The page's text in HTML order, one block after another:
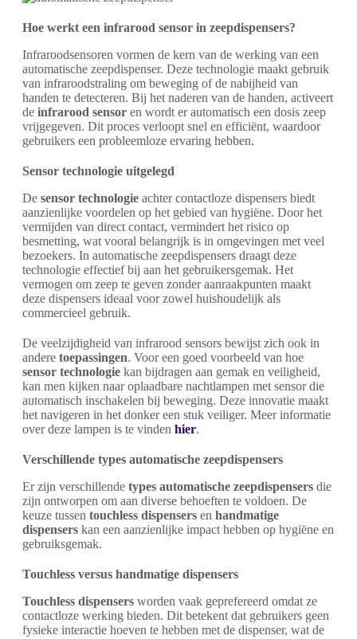
Hoe werkt een infrarood sensor in zeepdispensers?
Infraroodsensoren vormen de kern van de werking van een
automatische zeepdispenser. Deze technologie maakt gebruik
van infraroodstraling om beweging of de nabijheid van
handen te detecteren. Bij het naderen van de handen, activeert
de infrarood sensor en wordt er automatisch een dosis zeep
vrijgegeven. Dit proces verloopt snel en efficiënt, waardoor
gebruikers een probleemloze ervaring hebben.
Sensor technologie uitgelegd
De sensor technologie achter contactloze dispensers biedt
aanzienlijke voordelen op het gebied van hygiëne. Door het
vermijden van direct contact, vermindert het risico op
besmetting, wat vooral belangrijk is in omgevingen met veel
bezoekers. In automatische zeepdispensers draagt deze
technologie effectief bij aan het gebruikersgemak. Het
vermogen om zeep te geven zonder aanraakpunten maakt
deze dispensers ideaal voor zowel huishoudelijk als
commercieel gebruik.
De veelzijdigheid van infrarood sensors bewijst zich ook in
andere toepassingen. Voor een goed voorbeeld van hoe
sensor technologie kan bijdragen aan gemak en veiligheid,
kan men kijken naar oplaadbare nachtlampen met sensor die
automatisch inschakelen bij beweging. Deze innovatie maakt
het navigeren in het donker een stuk veiliger. Meer informatie
over deze lampen is te vinden hier.
Verschillende types automatische zeepdispensers
Er zijn verschillende types automatische zeepdispensers die
zijn ontworpen om aan diverse behoeften te voldoen. De
keuze tussen touchless dispensers en handmatige
dispensers kan een aanzienlijke impact hebben op hygiëne en
gebruiksgemak.
Touchless versus handmatige dispensers
Touchless dispensers worden vaak geprefereerd omdat ze
contactloze werking bieden. Dit betekent dat gebruikers geen
fysieke interactie hoeven te hebben met de dispenser, wat de